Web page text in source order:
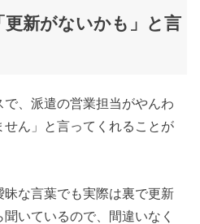
新がないかも」と言
、派遣の営業担当がやんわ
せん」と言ってくれることが
な言葉でも実際は裏で更新
いているので、間違いなく